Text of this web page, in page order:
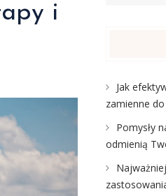
i
Jak
zamienne
Pomysły
odmienią